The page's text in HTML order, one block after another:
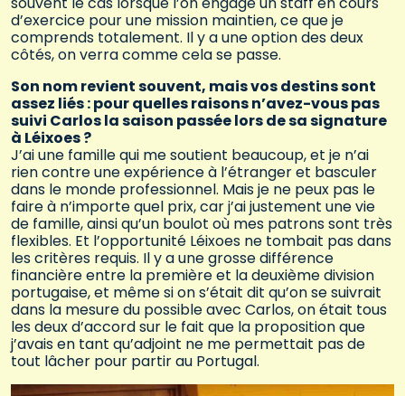
d’exercice pour une mission maintien, ce que je
comprends totalement. Il y a une option des deux
côtés, on verra comme cela se passe.
Son nom revient souvent, mais vos destins sont
assez liés : pour quelles raisons n’avez-vous pas
suivi Carlos la saison passée lors de sa signature
à Léixoes ?
J’ai une famille qui me soutient beaucoup, et je n’ai
rien contre une expérience à l’étranger et basculer
dans le monde professionnel. Mais je ne peux pas le
faire à n’importe quel prix, car j’ai justement une vie
de famille, ainsi qu’un boulot où mes patrons sont très
flexibles. Et l’opportunité Léixoes ne tombait pas dans
les critères requis. Il y a une grosse différence
financière entre la première et la deuxième division
portugaise, et même si on s’était dit qu’on se suivrait
dans la mesure du possible avec Carlos, on était tous
les deux d’accord sur le fait que la proposition que
j’avais en tant qu’adjoint ne me permettait pas de
tout lâcher pour partir au Portugal.